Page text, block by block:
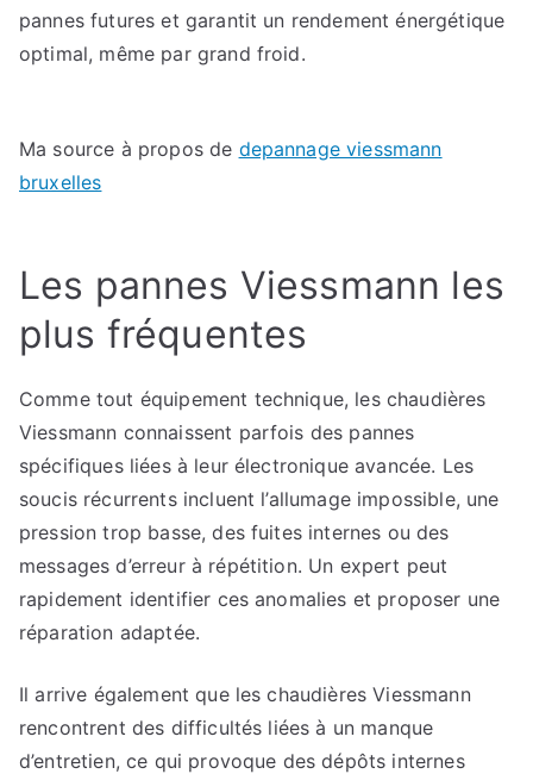
pannes futures et garantit un rendement énergétique
optimal, même par grand froid.
Ma source à propos de depannage viessmann
bruxelles
Les pannes Viessmann les
plus fréquentes
Comme tout équipement technique, les chaudières
Viessmann connaissent parfois des pannes
spécifiques liées à leur électronique avancée. Les
soucis récurrents incluent l’allumage impossible, une
pression trop basse, des fuites internes ou des
messages d’erreur à répétition. Un expert peut
rapidement identifier ces anomalies et proposer une
réparation adaptée.
Il arrive également que les chaudières Viessmann
rencontrent des difficultés liées à un manque
d’entretien, ce qui provoque des dépôts internes